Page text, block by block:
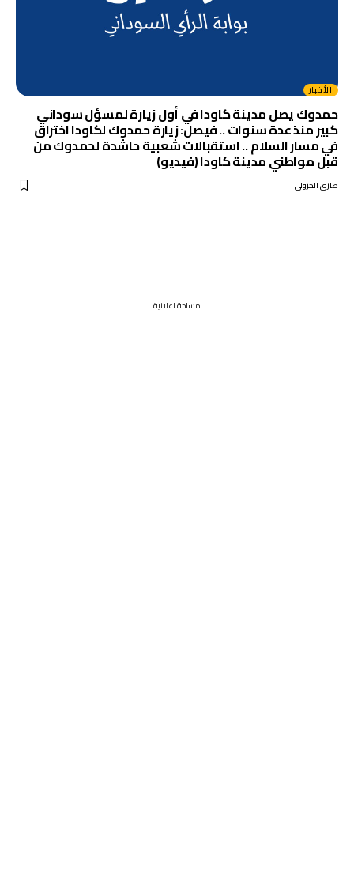
الأخبار
حمدوك يصل مدينة كاودا في أول زيارة لمسؤل سوداني
كبير منذ عدة سنوات .. فيصل: زيارة حمدوك لكاودا اختراق
في مسار السلام .. استقبالات شعبية حاشدة لحمدوك من
قبل مواطني مدينة كاودا (فيديو)
طارق الجزولي
مساحة اعلانية